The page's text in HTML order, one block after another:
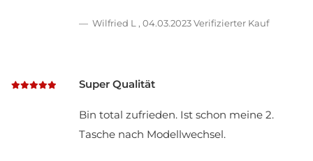
Wilfried L , 04.03.2023Verifizierter Kauf
Super Qualität
Bin total zufrieden. Ist schon meine 2.
Tasche nach Modellwechsel.